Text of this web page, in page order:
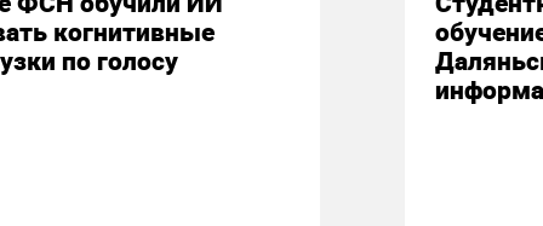
когнитивные
по голосу